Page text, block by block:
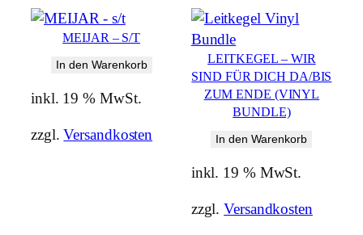
latest
MEIJAR – S/T
In den Warenkorb
inkl. 19 % MwSt.
zzgl.Versandkosten
LEITKEGEL – WIR
SIND FÜR DICH DA/BIS
ZUM ENDE (VINYL
BUNDLE)
In den Warenkorb
inkl. 19 % MwSt.
zzgl.Versandkosten